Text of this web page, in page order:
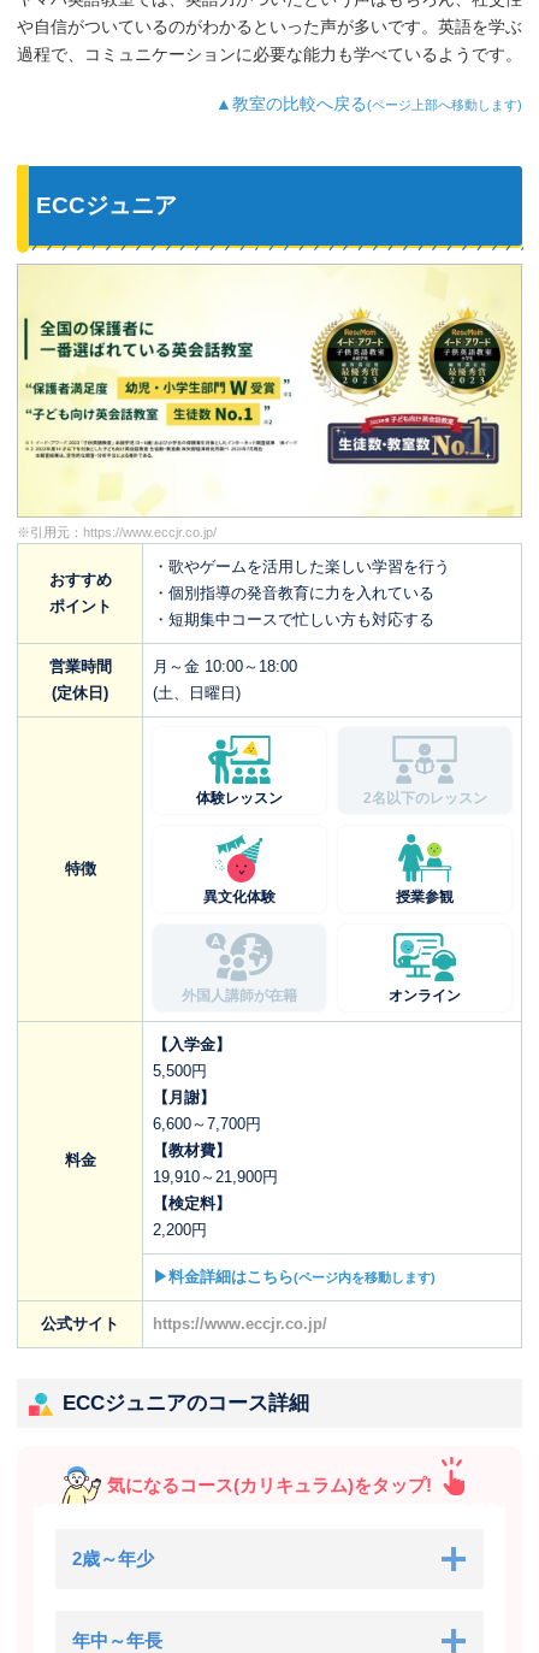
や自信がついているのがわかるといった声が多いです。英語を学ぶ
過程で、コミュニケーションに必要な能力も学べているようです。
▲教室の比較へ戻る(ページ上部へ移動します)
ECCジュニア
※引用元： https://www.eccjr.co.jp/
おすすめ
ポイント
・歌やゲームを活用した楽しい学習を行う
・個別指導の発音教育に力を入れている
・短期集中コースで忙しい方も対応する
営業時間
(定休日)
月～金 10:00～18:00
(土、日曜日)
特徴
体験レッスン 2名以下のレッスン
異文化体験 授業参観
外国人講師が在籍 オンライン
料金
【入学金】
5,500円
【月謝】
6,600～7,700円
【教材費】
19,910～21,900円
【検定料】
2,200円
▶料金詳細はこちら(ページ内を移動します)
公式サイト https://www.eccjr.co.jp/
ECCジュニアのコース詳細
気になるコース(カリキュラム)をタップ!
2歳～年少
年中～年長